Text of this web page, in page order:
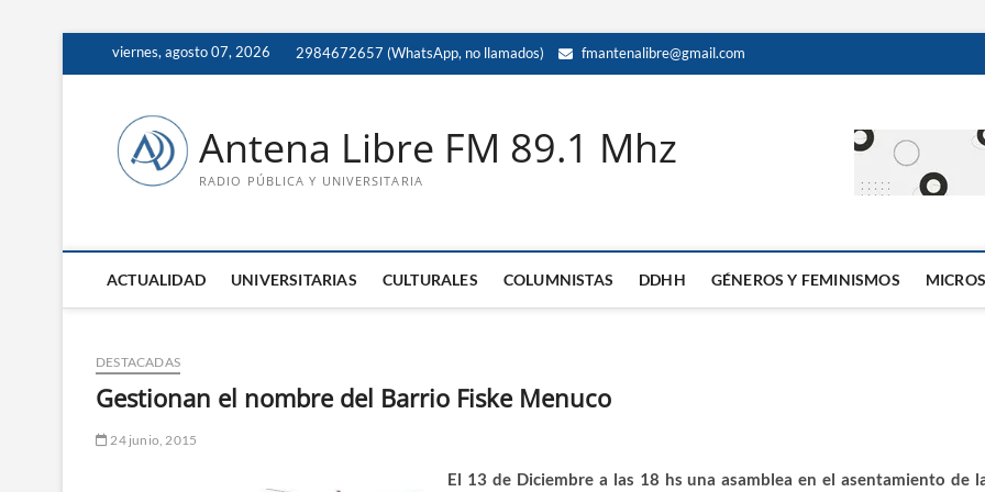
viernes, agosto 07, 2026 2984672657 (WhatsApp, no llamados) fmantenalibre@gmail.com
Antena Libre FM 89.1 Mhz
RADIO PÚBLICA Y UNIVERSITARIA
ACTUALIDAD UNIVERSITARIAS CULTURALES COLUMNISTAS DDHH GÉNEROS Y FEMINISMOS MICROS
DESTACADAS
Gestionan el nombre del Barrio Fiske Menuco
24 junio, 2015
El 13 de Diciembre a las 18 hs una asamblea en el asentamiento de